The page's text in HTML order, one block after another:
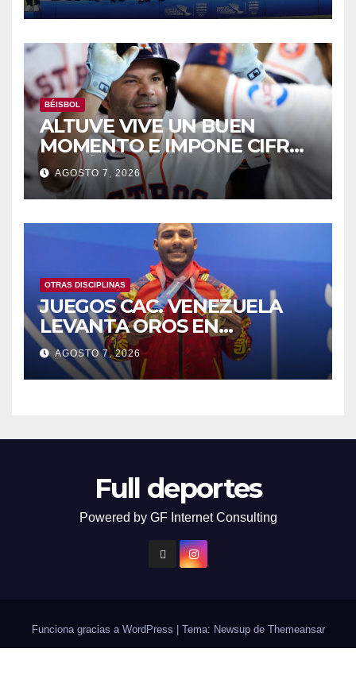
BÉISBOL
ALTUVE VIVE UN BUEN
MOMENTO E IMPONE CIFRAS
HISTÓRICAS
AGOSTO 7, 2026
OTRAS DISCIPLINAS
JUEGOS CAC. VENEZUELA
LEVANTA OROS EN
HALTEROFILIA Y TIRO
AGOSTO 7, 2026
Full deportes
Powered by GF Internet Consulting
Funciona gracias a WordPress Tema: Newsup de Themeansar